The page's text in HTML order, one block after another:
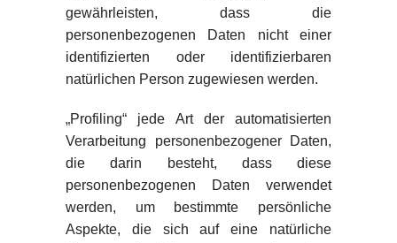
gewährleisten, dass die
personenbezogenen Daten nicht einer
identifizierten oder identifizierbaren
natürlichen Person zugewiesen werden.
„Profiling“ jede Art der automatisierten
Verarbeitung personenbezogener Daten,
die darin besteht, dass diese
personenbezogenen Daten verwendet
werden, um bestimmte persönliche
Aspekte, die sich auf eine natürliche